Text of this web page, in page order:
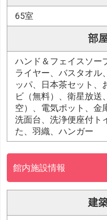
65室
部
ハンド＆フェイスソー
ライヤー、バスタオル
ッパ、日本茶セット、
ビ（無料）、衛星放送
空）、電気ポット、金
洗面台、洗浄便座付ト
た、羽織、ハンガー
館内施設情報
建